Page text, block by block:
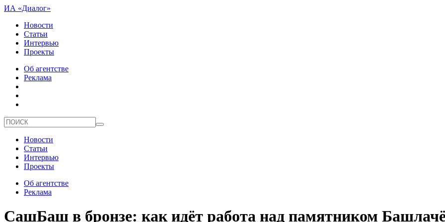
ИА «Диалог»
Новости
Статьи
Интервью
Проекты
Об агентстве
Реклама
Новости
Статьи
Интервью
Проекты
Об агентстве
Реклама
СашБаш в бронзе: как идёт работа над памятником